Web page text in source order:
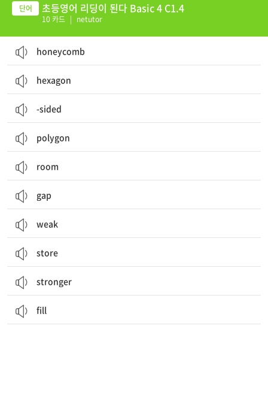
초등영어 리딩이 된다 Basic 4 C1.4
10 카드 | netutor
honeycomb
hexagon
-sided
polygon
room
gap
weak
store
stronger
fill